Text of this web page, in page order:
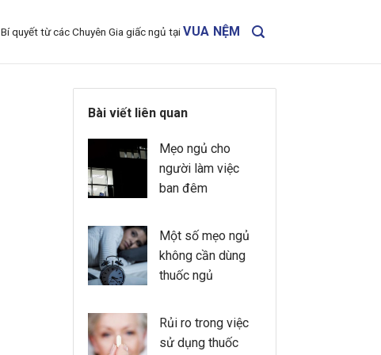
Bí quyết từ các Chuyên Gia giấc ngủ tạiVUA NỆM
Bài viết liên quan
Mẹo ngủ cho
người làm việc
ban đêm
Một số mẹo ngủ
không cần dùng
thuốc ngủ
Rủi ro trong việc
sử dụng thuốc